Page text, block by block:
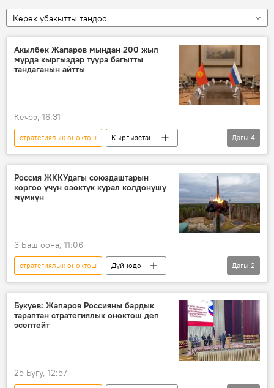
Керек убакытты тандоо
Акылбек Жапаров мындан 200 жыл
мурда кыргыздар туура багытты
тандаганын айтты
Кечээ, 16:31
стратегиялык өнөктөш
Кыргызстан
Россия
кызматташтык
форум
алака
Дагы 4
Россия ЖККУдагы союздаштарын
коргоо үчүн өзөктүк курал колдонушу
мүмкүн
3 Баш оона, 11:06
стратегиялык өнөктөш
Дүйнөдө
Россия
ЖККУ коргоо
Дагы 2
Букуев: Жапаров Россияны бардык
тараптан стратегиялык өнөктөш деп
эсептейт
25 Бугу, 12:57